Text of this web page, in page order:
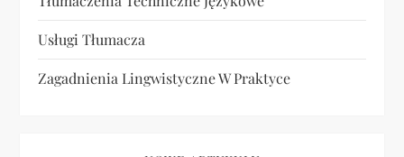
Usługi Tłumacza
Zagadnienia Lingwistyczne W Praktyce